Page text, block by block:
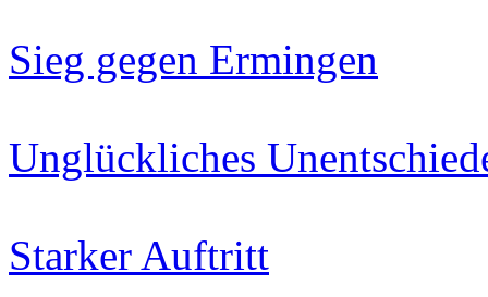
Sieg gegen Ermingen
Unglückliches
Starker Auftritt